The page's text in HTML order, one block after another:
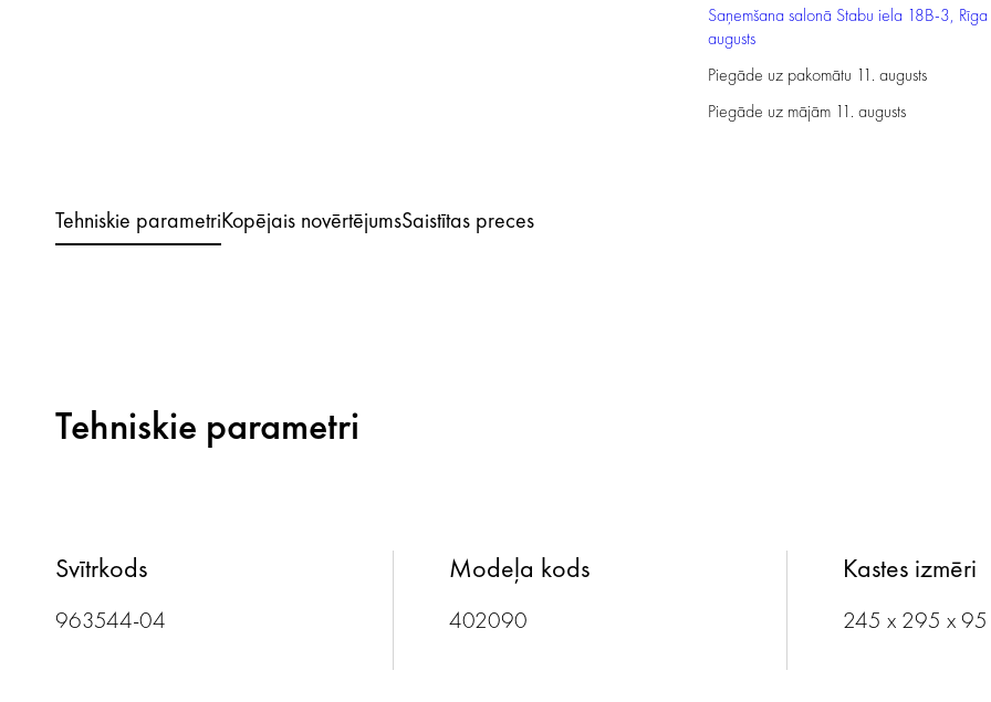
Saņemšana salonā Stabu iela 18B-3, Rīga
augusts
Piegāde uz pakomātu 11. augusts
Piegāde uz mājām 11. augusts
Tehniskie parametriKopējais novērtējumsSaistītas preces
Tehniskie parametri
Svītrkods
963544-04
Modeļa kods
402090
Kastes izmēri
245 x 295 x 95